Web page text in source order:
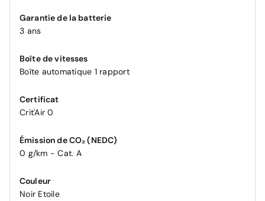
Garantie de la batterie
3 ans
Boîte de vitesses
Boîte automatique 1 rapport
Certificat
Crit'Air 0
Émission de CO₂ (NEDC)
0 g/km - Cat. A
Couleur
Noir Etoile